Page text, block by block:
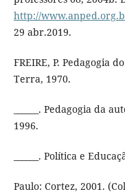
http://
29 abr.2019.
FREIRE, P. Pedagogia
Terra, 1970.
______. Pedagogia da
1996.
______. Política e
Paulo: Cortez, 2001.